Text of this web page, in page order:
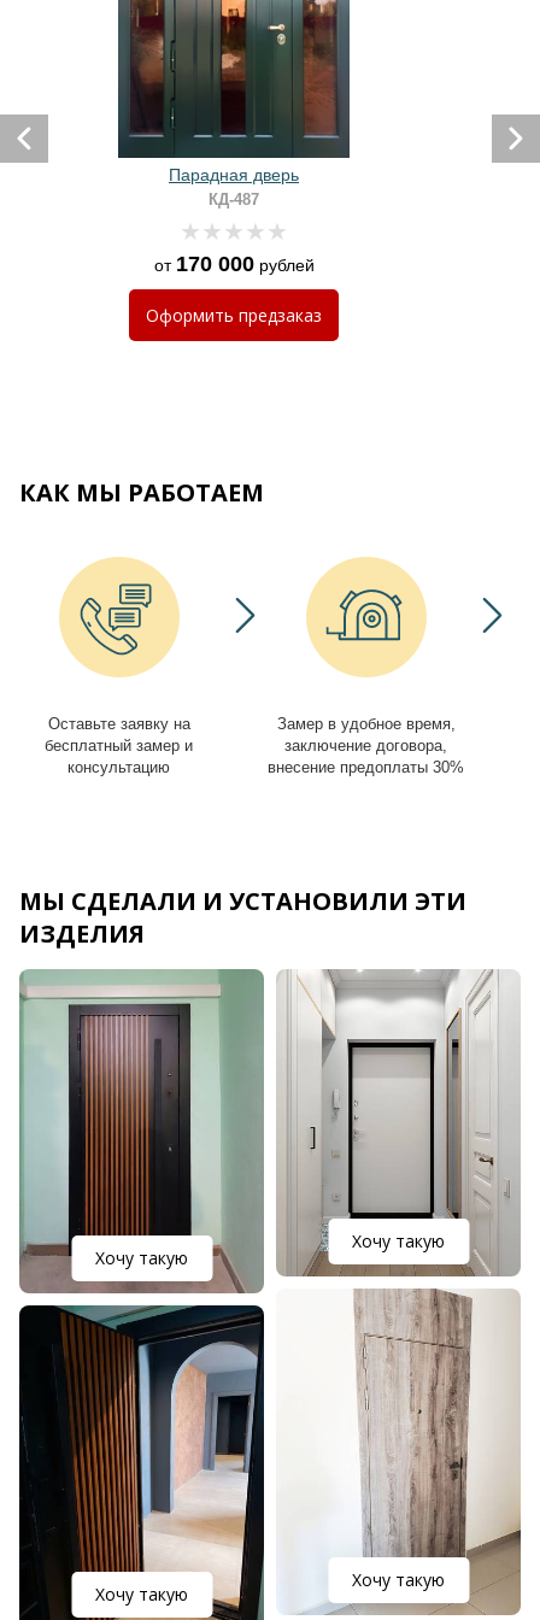
Парадная дверь
КД-487
от 170 000рублей
Оформить предзаказ
КАК МЫ РАБОТАЕМ
Оставьте заявку на
бесплатный замер и
консультацию
Замер в удобное время,
заключение договора,
внесение предоплаты 30%
МЫ СДЕЛАЛИ И УСТАНОВИЛИ ЭТИ
ИЗДЕЛИЯ
Хочу такую
Хочу такую
Хочу такую
Хочу такую